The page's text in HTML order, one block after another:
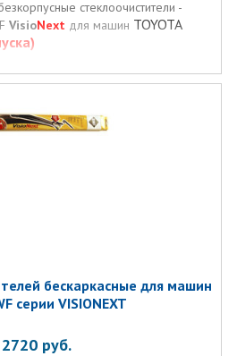
стеклоочистители -
VisioNext для машин TOYOTA
бескаркасные для машин
серии VISIONEXT
2720 руб.